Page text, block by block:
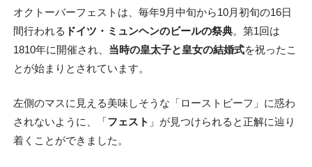
オクトーバーフェストは、毎年9月中旬から10月初旬の16日
間行われる ドイツ・ミュンヘンのビールの祭典。第1回は
1810年に開催され、 当時の皇太子と皇女の結婚式を祝ったこ
とが始まりとされています。
左側のマスに見える美味しそうな「ローストビーフ」に惑わ
されないように、「フェスト 」が見つけられると正解に辿り
着くことができました。